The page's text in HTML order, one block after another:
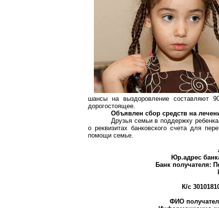
шансы на выздоровление составляют
дорогостоящее.
Объявлен сбор средств на
Друзья семьи в поддержку
о реквизитах банковского счета для
помощи семье.
Юр.адрес
Банк получателя:
К/с
ФИО